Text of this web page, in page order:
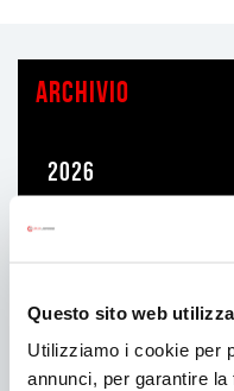
Questo sito web
Utilizziamo i cookie per
annunci, per garantire
ARCHIVIO
2026
2024